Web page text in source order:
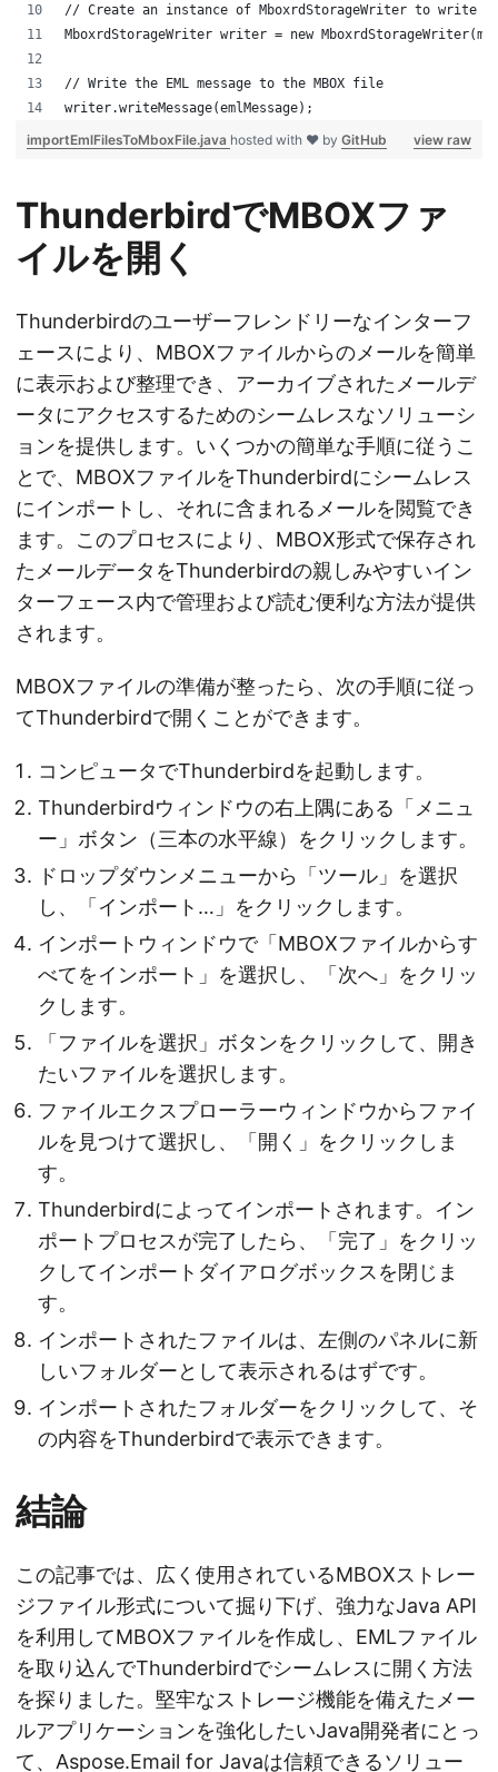
// Create an instance of MboxrdStorageWriter to write
MboxrdStorageWriter writer = new
// Write the EML message to the MBOX file
writer.writeMessage(emlMessage);
view raw
importEmlFilesToMboxFile.java hosted with ❤ by GitHub
ThunderbirdでMBOXファ
イルを開く
Thunderbirdのユーザーフレンドリーなインターフ
ェースにより、MBOXファイルからのメールを簡単
に表示および整理でき、アーカイブされたメールデ
ータにアクセスするためのシームレスなソリューシ
ョンを提供します。いくつかの簡単な手順に従うこ
とで、MBOXファイルをThunderbirdにシームレス
にインポートし、それに含まれるメールを閲覧でき
ます。このプロセスにより、MBOX形式で保存され
たメールデータをThunderbirdの親しみやすいイン
ターフェース内で管理および読む便利な方法が提供
されます。
MBOXファイルの準備が整ったら、次の手順に従っ
てThunderbirdで開くことができます。
コンピュータでThunderbirdを起動します。
Thunderbirdウィンドウの右上隅にある「メニュ
ー」ボタン（三本の水平線）をクリックします。
ドロップダウンメニューから「ツール」を選択
し、「インポート…」をクリックします。
インポートウィンドウで「MBOXファイルからす
べてをインポート」を選択し、「次へ」をクリッ
クします。
「ファイルを選択」ボタンをクリックして、開き
たいファイルを選択します。
ファイルエクスプローラーウィンドウからファイ
ルを見つけて選択し、「開く」をクリックしま
す。
Thunderbirdによってインポートされます。イン
ポートプロセスが完了したら、「完了」をクリッ
クしてインポートダイアログボックスを閉じま
す。
インポートされたファイルは、左側のパネルに新
しいフォルダーとして表示されるはずです。
インポートされたフォルダーをクリックして、そ
の内容をThunderbirdで表示できます。
結論
この記事では、広く使用されているMBOXストレー
ジファイル形式について掘り下げ、強力なJava API
を利用してMBOXファイルを作成し、EMLファイル
を取り込んでThunderbirdでシームレスに開く方法
を探りました。堅牢なストレージ機能を備えたメー
ルアプリケーションを強化したいJava開発者にとっ
て、Aspose.Email for Javaは信頼できるソリュー